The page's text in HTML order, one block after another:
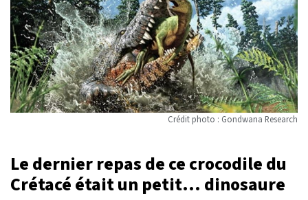
Crédit photo : Gondwana Research
Le dernier repas de ce crocodile du
Crétacé était un petit... dinosaure